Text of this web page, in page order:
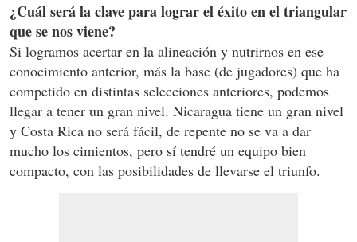
¿Cuál será la clave para lograr el éxito en el triangular
que se nos viene?
Si logramos acertar en la alineación y nutrirnos en ese
conocimiento anterior, más la base (de jugadores) que ha
competido en distintas selecciones anteriores, podemos
llegar a tener un gran nivel. Nicaragua tiene un gran nivel
y Costa Rica no será fácil, de repente no se va a dar
mucho los cimientos, pero sí tendré un equipo bien
compacto, con las posibilidades de llevarse el triunfo.